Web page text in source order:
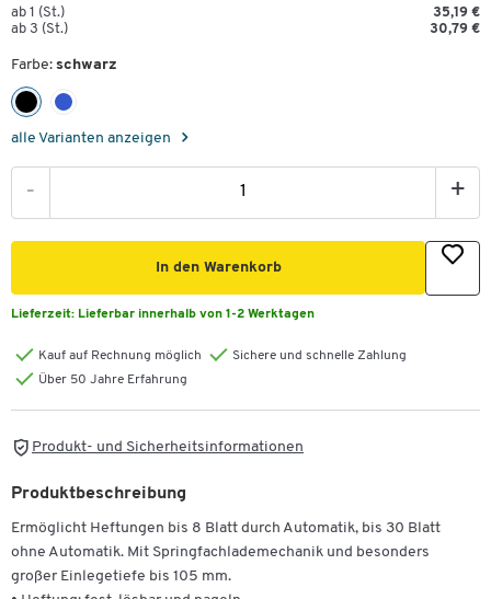
ab 1 (St.)
35,19 €
ab 3 (St.)
30,79 €
Farbe: schwarz
alle Varianten anzeigen
- +
In den Warenkorb
Lieferzeit: Lieferbar innerhalb von 1-2 Werktagen
Kauf auf Rechnung möglich
Sichere und schnelle Zahlung
Über 50 Jahre Erfahrung
Produkt- und Sicherheitsinformationen
Produktbeschreibung
Ermöglicht Heftungen bis 8 Blatt durch Automatik, bis 30 Blatt
ohne Automatik. Mit Springfachlademechanik und besonders
großer Einlegetiefe bis 105 mm.